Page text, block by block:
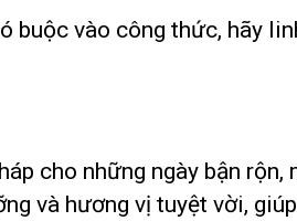
buộc vào công thức, hãy
cho những ngày bận
và hương vị tuyệt vời,